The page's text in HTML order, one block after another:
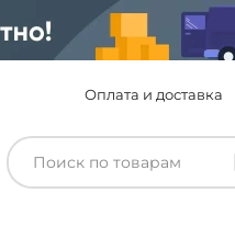
Оплата и доставка